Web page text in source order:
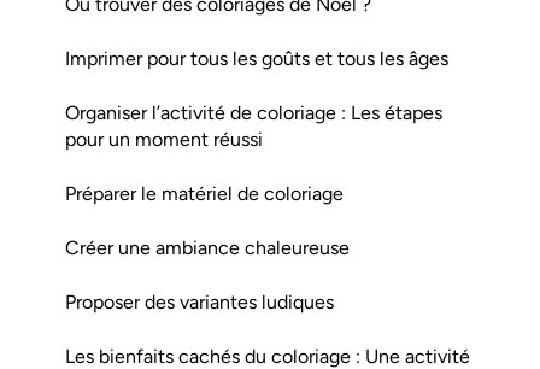
Imprimer pour tous les goûts et tous les âges
Organiser l’activité de coloriage : Les étapes
pour un moment réussi
Préparer le matériel de coloriage
Créer une ambiance chaleureuse
Proposer des variantes ludiques
Les bienfaits cachés du coloriage : Une activité